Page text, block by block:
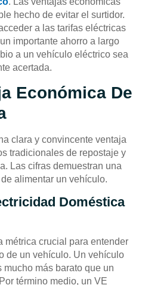
hecho de evitar el surtidor.
a las tarifas eléctricas
importante ahorro a largo
a un vehículo eléctrico sea
acertada.
Económica De
clara y convincente ventaja
tradicionales de repostaje y
Las cifras demuestran una
alimentar un vehículo.
Doméstica
métrica crucial para entender
de un vehículo. Un vehículo
más barato que un
término medio, un VE